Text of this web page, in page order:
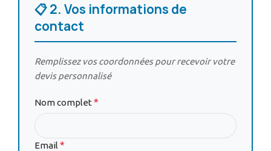
📋 2. Vos informations de
contact
Remplissez vos coordonnées pour recevoir votre
devis personnalisé
Nom complet*
Email *